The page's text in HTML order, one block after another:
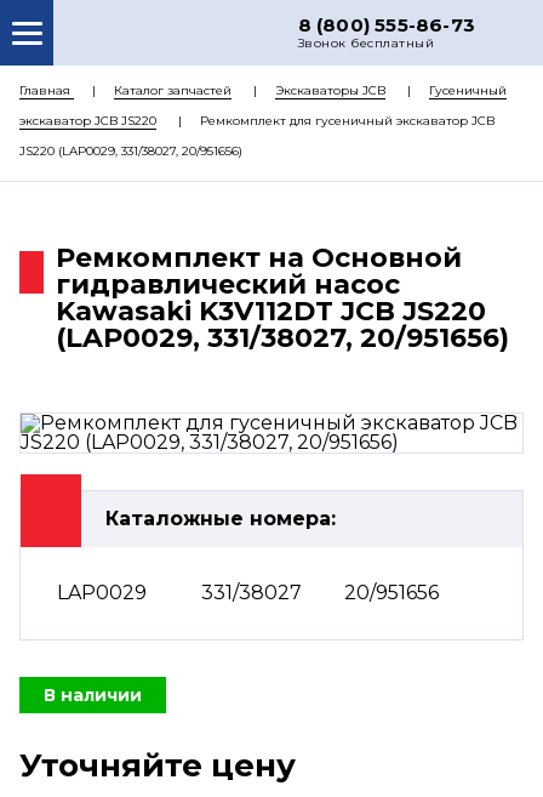
8 (800) 555-86-73
Звонок бесплатный
О НАС
КАТАЛОГ ЗАПЧАСТЕЙ
РЕМОНТ
ЦЕНЫ
КОНТАКТЫ
Главная Каталог запчастей Экскаваторы JCB
Гусеничный
экскаватор JCB JS220
Ремкомплект для гусеничный экскаватор JCB
JS220 (LAP0029, 331/38027, 20/951656)
Ремкомплект на Основной
гидравлический насос
Kawasaki K3V112DT JCB JS220
(LAP0029, 331/38027, 20/951656)
Каталожные номера:
LAP0029 331/38027 20/951656
В наличии
Уточняйте цену